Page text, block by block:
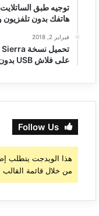
توجيه طبق
هاتفك بدون تلفزيون
فبراير 2, 2018
على فلاش USB بدون برامج
Follow Us
هذا الويدجت يتطلب
من خلال قائمة